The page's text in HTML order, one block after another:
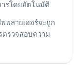
รโดยอัตโนมัติ
พลายเออร์จะถูก
รวจสอบความ